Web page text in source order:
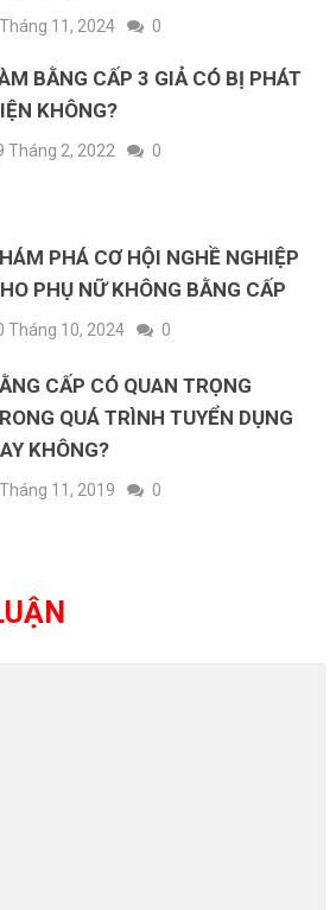
11, 2024 0
BẰNG CẤP 3 GIẢ CÓ BỊ PHÁT
KHÔNG?
Tháng 2, 2022 0
PHÁ CƠ HỘI NGHỀ NGHIỆP
PHỤ NỮ KHÔNG BẰNG CẤP
Tháng 10, 2024 0
CẤP CÓ QUAN TRỌNG
QUÁ TRÌNH TUYỂN DỤNG
KHÔNG?
11, 2019 0